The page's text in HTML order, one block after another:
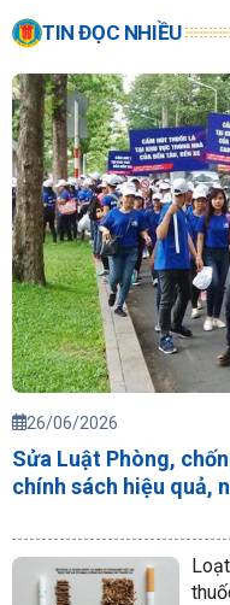
TIN ĐỌC NHIỀU
26/06/2026
Sửa Luật Phòng,
chính sách hiệu quả,